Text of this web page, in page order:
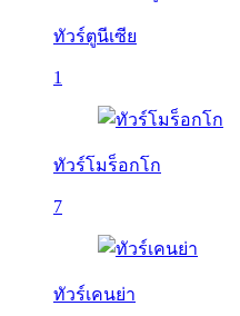
ทัวร์ตูนีเซีย
1
ทัวร์โมร็อกโก
7
ทัวร์เคนย่า